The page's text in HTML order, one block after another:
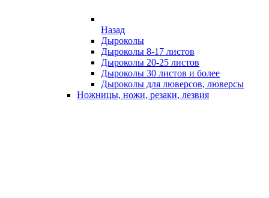
Назад
Дыроколы
Дыроколы 8-17 листов
Дыроколы 20-25 листов
Дыроколы 30 листов и более
Дыроколы для люверсов, люверсы
Ножницы, ножи, резаки, лезвия